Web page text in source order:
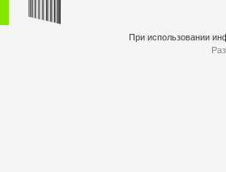
При использовании